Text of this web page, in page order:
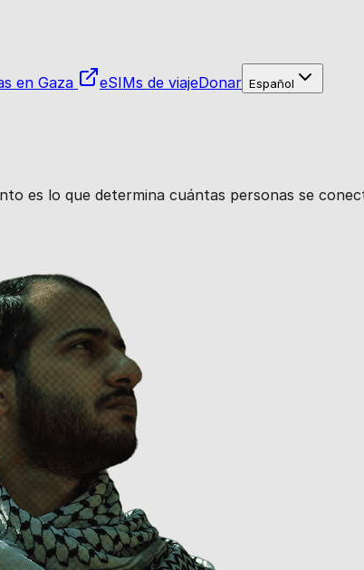
en Gaza eSIMs de viajeDonar Español
es lo que determina cuántas personas se